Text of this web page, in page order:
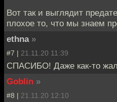
Вот так и выглядит
плохое то, что мы знаем
ethna »
#7 | 21.11.20 11:39
СПАСИБО! Даже как-то
Goblin »
#8 | 21.11.20 12:10